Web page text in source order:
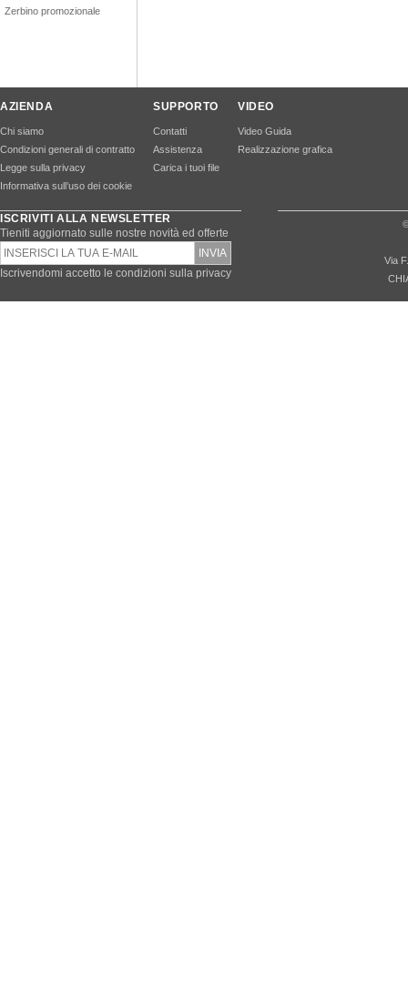
Zerbino promozionale
AZIENDA
Chi siamo
Condizioni generali di contratto
Legge sulla privacy
Informativa sull’uso dei cookie
SUPPORTO
Contatti
Assistenza
Carica i tuoi file
VIDEO
Video Guida
Realizzazione grafica
ISCRIVITI ALLA NEWSLETTER
Tieniti aggiornato sulle nostre novità ed offerte
Iscrivendomi accetto le condizioni sulla privacy
Via